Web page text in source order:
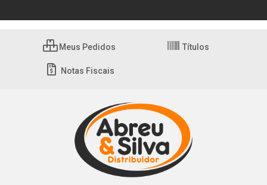
Meus Pedidos Títulos
Notas Fiscais